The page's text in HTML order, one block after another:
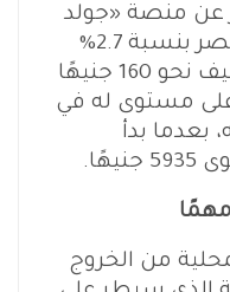
عن منصة «جولد
بيليون»، ارتفع الذهب في مصر بنسبة 2.7%
خلال الأسبوع الماضي، ليضيف نحو 160 جنيهًا
مستوى له في
عند 6100 جنيه، بعدما بدأ
من الخروج